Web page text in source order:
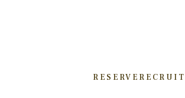
RESERVE RECRUIT